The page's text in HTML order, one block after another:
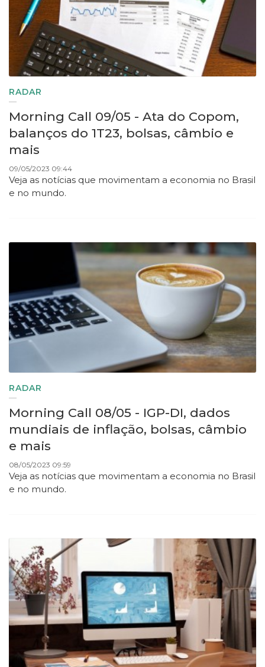
RADAR
Morning Call 09/05 - Ata do Copom,
balanços do 1T23, bolsas, câmbio e
mais
09/05/2023 09:44
Veja as notícias que movimentam a economia no Brasil
e no mundo.
RADAR
Morning Call 08/05 - IGP-DI, dados
mundiais de inflação, bolsas, câmbio
e mais
08/05/2023 09:59
Veja as notícias que movimentam a economia no Brasil
e no mundo.